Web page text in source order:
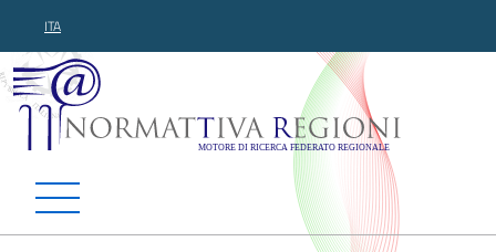
ITA
Normattiva Regioni -